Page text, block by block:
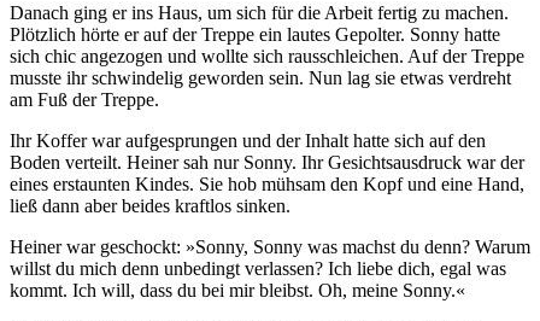
Danach ging er ins Haus, um sich für die Arbeit fertig zu machen.
Plötzlich hörte er auf der Treppe ein lautes Gepolter. Sonny hatte
sich chic angezogen und wollte sich rausschleichen. Auf der Treppe
musste ihr schwindelig geworden sein. Nun lag sie etwas verdreht
am Fuß der Treppe.
Ihr Koffer war aufgesprungen und der Inhalt hatte sich auf den
Boden verteilt. Heiner sah nur Sonny. Ihr Gesichtsausdruck war der
eines erstaunten Kindes. Sie hob mühsam den Kopf und eine Hand,
ließ dann aber beides kraftlos sinken.
Heiner war geschockt: »Sonny, Sonny was machst du denn? Warum
willst du mich denn unbedingt verlassen? Ich liebe dich, egal was
kommt. Ich will, dass du bei mir bleibst. Oh, meine Sonny.«